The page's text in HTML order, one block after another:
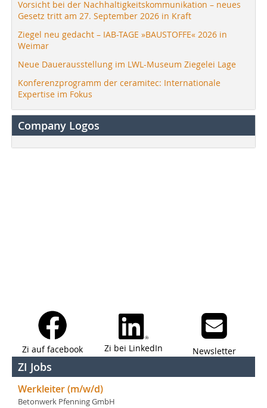
Vorsicht bei der Nachhaltigkeitskommunikation – neues
Gesetz tritt am 27. September 2026 in Kraft
Ziegel neu gedacht – IAB-TAGE »BAUSTOFFE« 2026 in
Weimar
Neue Dauerausstellung im LWL-Museum Ziegelei Lage
Konferenzprogramm der ceramitec: Internationale
Expertise im Fokus
Company Logos
Zi auf facebook Zi bei LinkedIn Newsletter
ZI Jobs
Werkleiter (m/w/d)
Betonwerk Pfenning GmbH